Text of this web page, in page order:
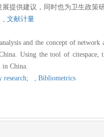
提供建议，同时也为卫生政策
, 文献计量
and the concept of
Using the tool of citespace,
in China.
research; , Bibliometrics